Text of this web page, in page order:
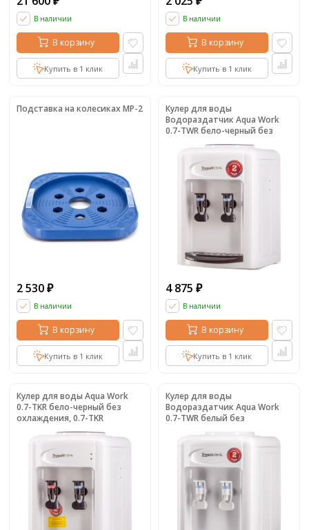
В наличии
В корзину
Купить в 1 клик
В наличии
В корзину
Купить в 1 клик
Подставка на колесиках MP-2
2 530 ₽
В наличии
В корзину
Купить в 1 клик
Кулер для воды
Водораздатчик Aqua Work
0.7-TWR бело-черный без
охлаждения, 0.7-TWR
4 875 ₽
В наличии
В корзину
Купить в 1 клик
Кулер для воды Aqua Work
0.7-TKR бело-черный без
охлаждения, 0.7-TKR
Кулер для воды
Водораздатчик Aqua Work
0.7-TWR белый без